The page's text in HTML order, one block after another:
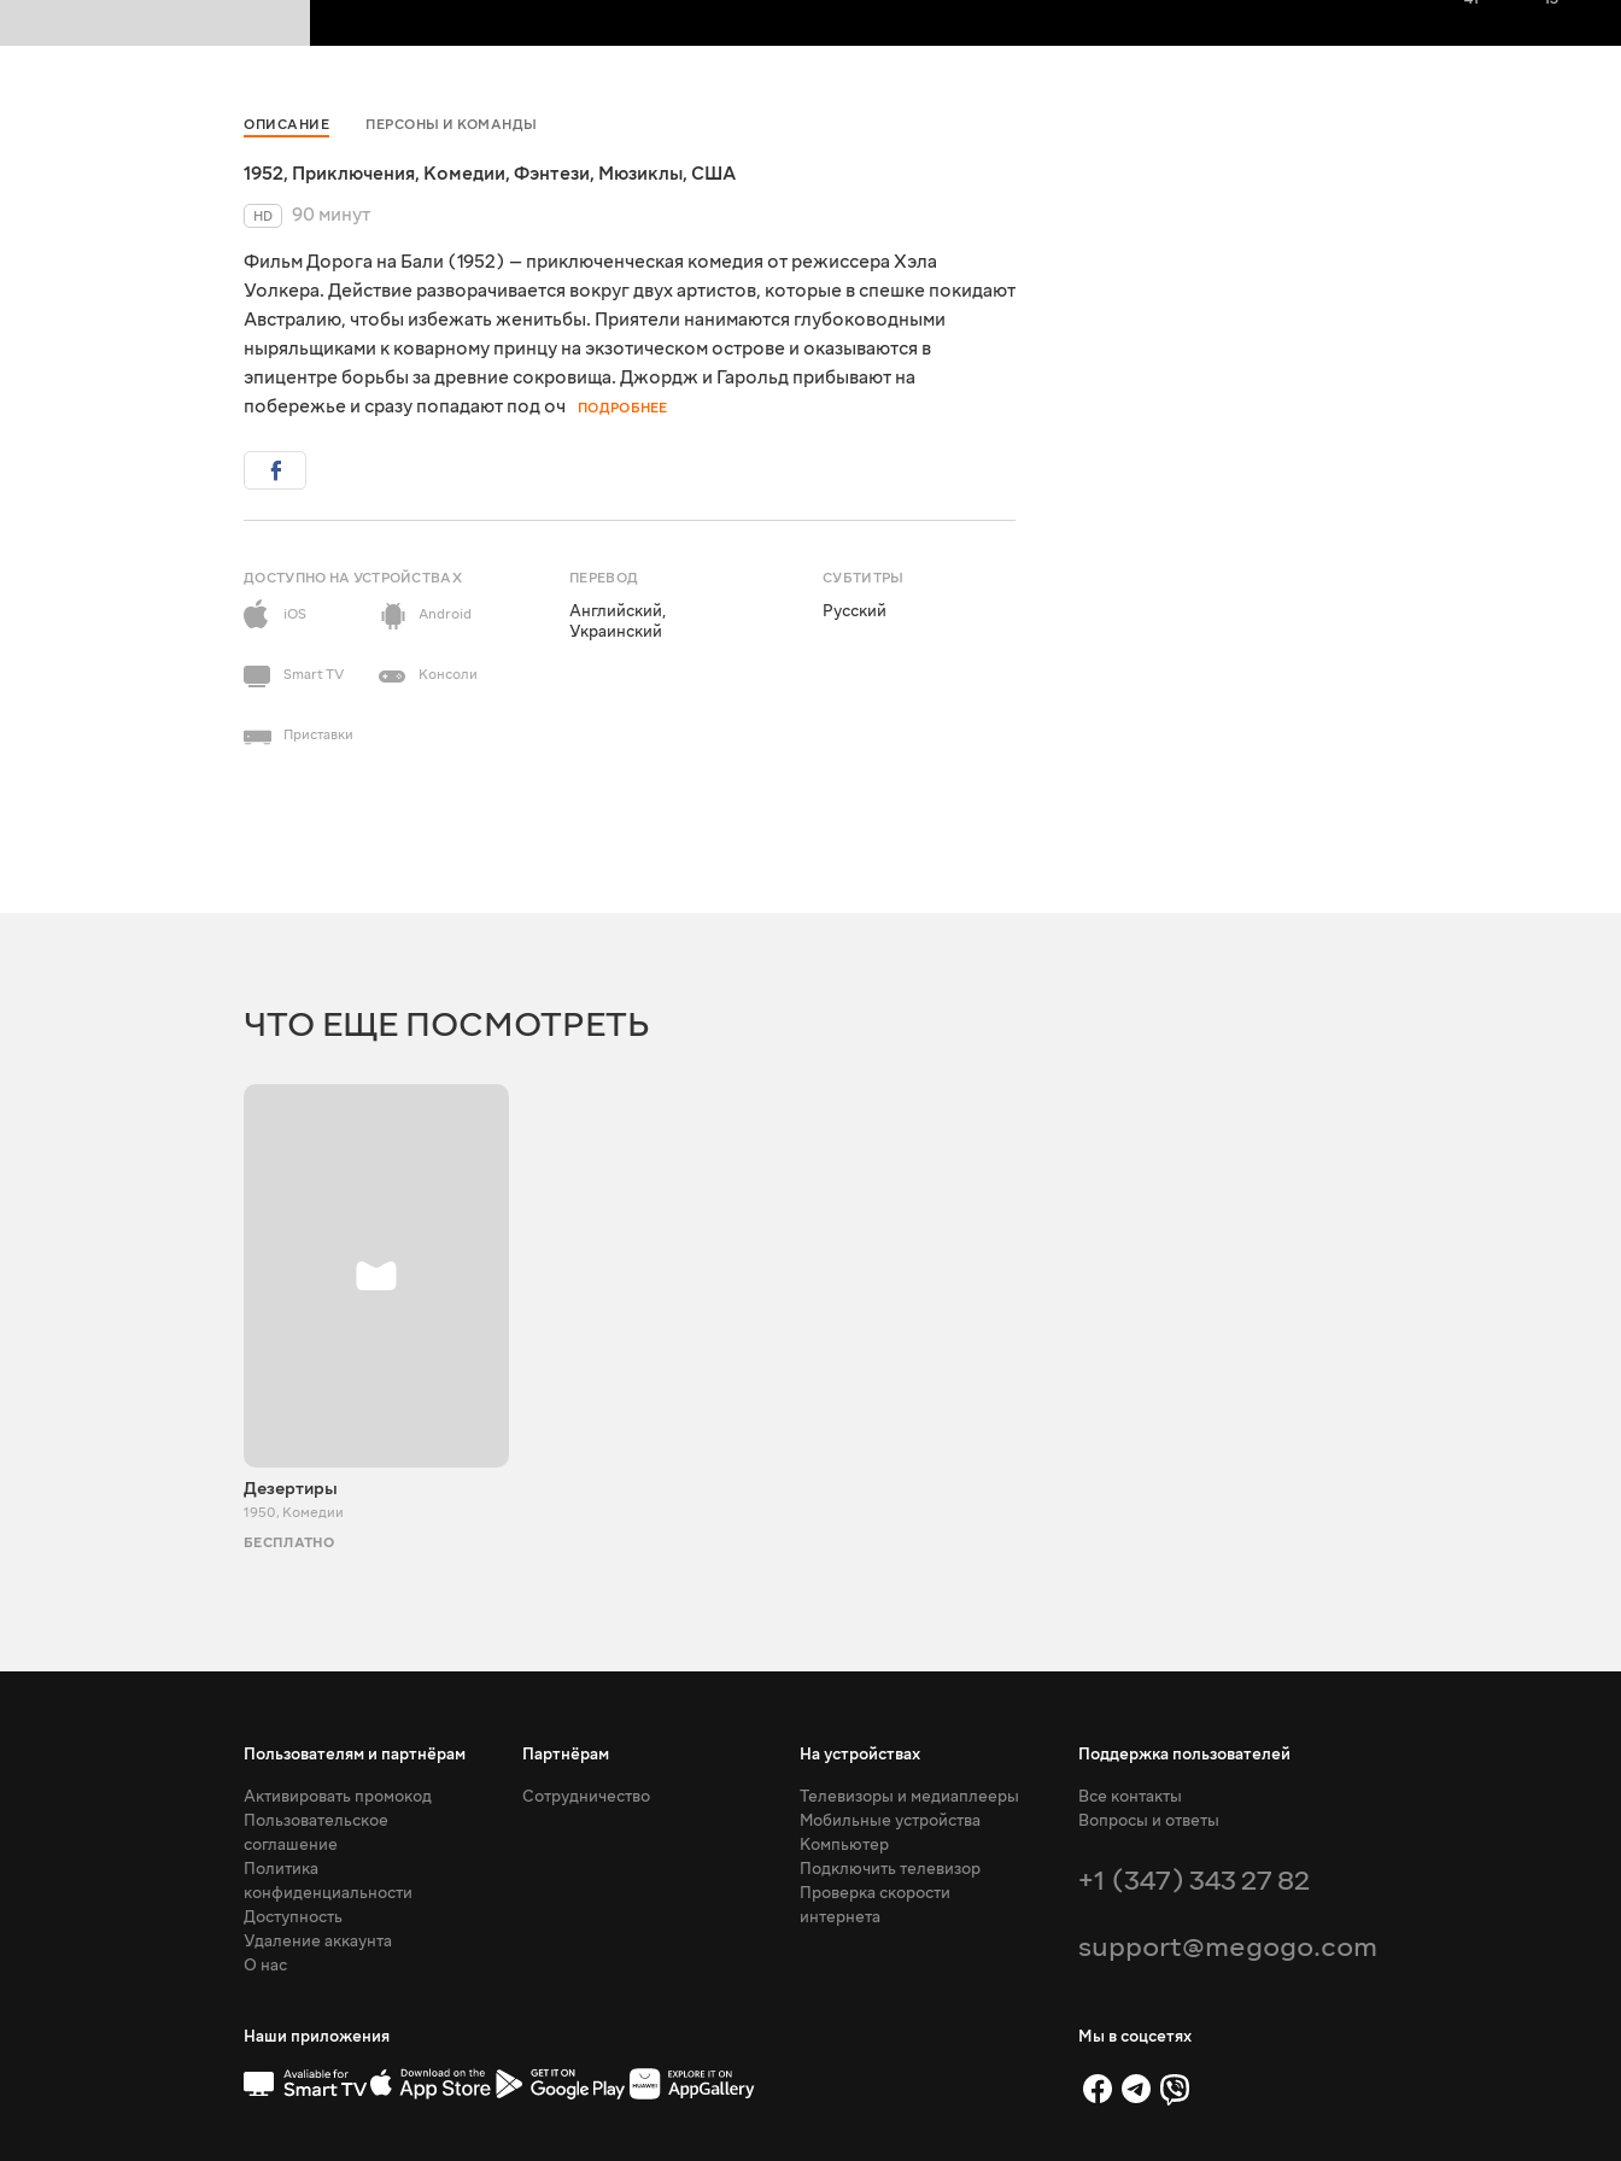
ОПИСАНИЕ ПЕРСОНЫ И КОМАНДЫ
1952, Приключения, Комедии, Фэнтези, Мюзиклы, США
HD
90 минут
Фильм Дорога на Бали (1952) — приключенческая комедия от режиссера Хэла
Уолкера. Действие разворачивается вокруг двух артистов, которые в спешке покидают
Австралию, чтобы избежать женитьбы. Приятели нанимаются глубоководными
ныряльщиками к коварному принцу на экзотическом острове и оказываются в
эпицентре борьбы за древние сокровища. Джордж и Гарольд прибывают на
побережье и сразу попадают под оч
ПОДРОБНЕЕ
ДОСТУПНО НА УСТРОЙСТВАХ
iOS
Android
Smart TV Консоли
Приставки
ПЕРЕВОД
Английский,
Украинский
СУБТИТРЫ
Русский
ЧТО ЕЩЕ ПОСМОТРЕТЬ
Дезертиры
1950, Комедии
БЕСПЛАТНО
Пользователям и партнёрам
Активировать промокод
Пользовательское
соглашение
Политика
конфиденциальности
Доступность
Удаление аккаунта
О нас
Партнёрам
Сотрудничество
На устройствах
Телевизоры и медиаплееры
Мобильные устройства
Компьютер
Подключить телевизор
Проверка скорости
интернета
Поддержка пользователей
Все контакты
Вопросы и ответы
+1 (347) 343 27 82
support@megogo.com
Наши приложения Мы в соцсетях